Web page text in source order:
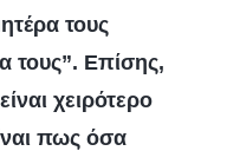
τους
τους”. Επίσης,
χειρότερο
πως όσα